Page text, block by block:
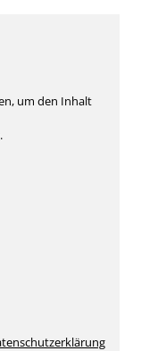
um den Inhalt